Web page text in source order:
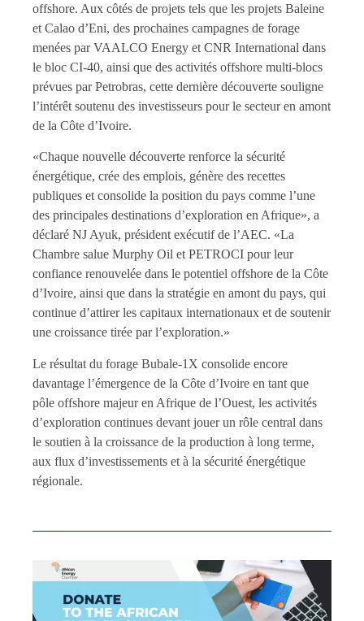
offshore. Aux côtés de projets tels que les projets Baleine
et Calao d’Eni, des prochaines campagnes de forage
menées par VAALCO Energy et CNR International dans
le bloc CI-40, ainsi que des activités offshore multi-blocs
prévues par Petrobras, cette dernière découverte souligne
l’intérêt soutenu des investisseurs pour le secteur en amont
de la Côte d’Ivoire.
«Chaque nouvelle découverte renforce la sécurité
énergétique, crée des emplois, génère des recettes
publiques et consolide la position du pays comme l’une
des principales destinations d’exploration en Afrique», a
déclaré NJ Ayuk, président exécutif de l’AEC. «La
Chambre salue Murphy Oil et PETROCI pour leur
confiance renouvelée dans le potentiel offshore de la Côte
d’Ivoire, ainsi que dans la stratégie en amont du pays, qui
continue d’attirer les capitaux internationaux et de soutenir
une croissance tirée par l’exploration.»
Le résultat du forage Bubale-1X consolide encore
davantage l’émergence de la Côte d’Ivoire en tant que
pôle offshore majeur en Afrique de l’Ouest, les activités
d’exploration continues devant jouer un rôle central dans
le soutien à la croissance de la production à long terme,
aux flux d’investissements et à la sécurité énergétique
régionale.